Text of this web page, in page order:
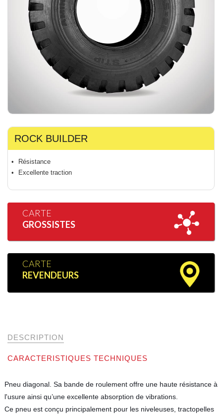
ROCK BUILDER
Résistance
Excellente traction
CARTE
GROSSISTES
CARTE
REVENDEURS
DESCRIPTION
CARACTERISTIQUES TECHNIQUES
Pneu diagonal. Sa bande de roulement offre une haute résistance à
l'usure ainsi qu’une excellente absorption de vibrations.
Ce pneu est conçu principalement pour les niveleuses, tractopelles